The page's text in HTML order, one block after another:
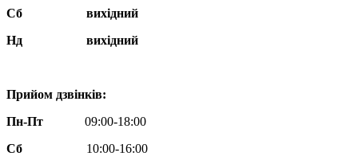
Сб
вихідний
Нд
вихідний
Прийом дзвінків:
Пн-Пт
09:00-18:00
Сб
10:00-16:00